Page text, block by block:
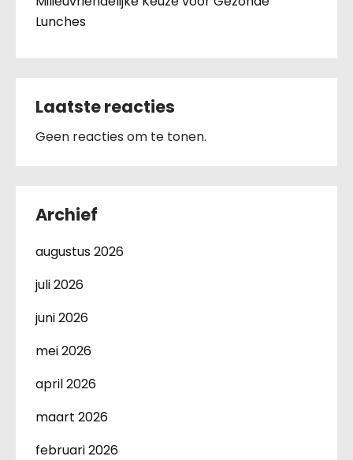
Lunches
Laatste reacties
Geen reacties om te tonen.
Archief
augustus 2026
juli 2026
juni 2026
mei 2026
april 2026
maart 2026
februari 2026